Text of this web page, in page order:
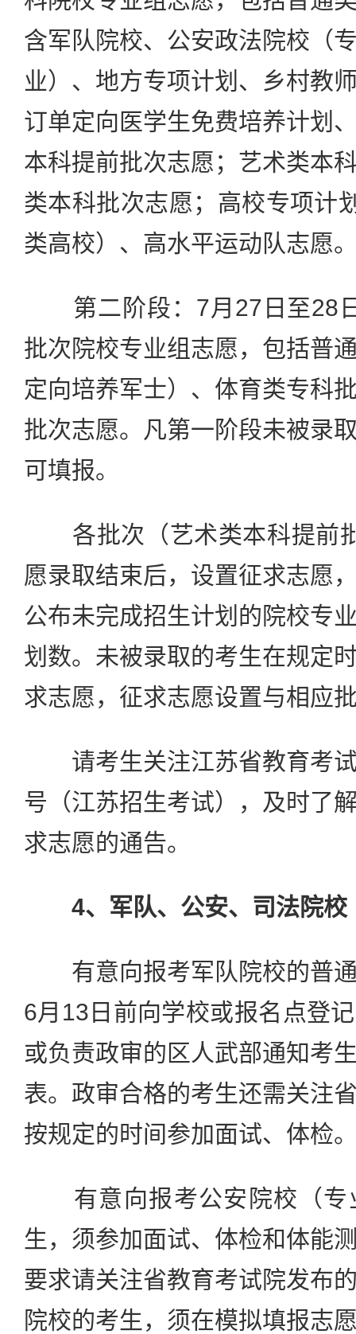
含军队院校、公安政法院校（
业）、地方专项计划、乡村教
订单定向医学生免费培养计划
本科提前批次志愿；艺术类本
类本科批次志愿；高校专项计
类高校）、高水平运动队志愿
第二阶段：7月27日至28
批次院校专业组志愿，包括普
定向培养军士）、体育类专科
批次志愿。凡第一阶段未被录
可填报。
各批次（艺术类本科提前
愿录取结束后，设置征求志愿
公布未完成招生计划的院校专
划数。未被录取的考生在规定
求志愿，征求志愿设置与相应
请考生关注江苏省教育考试
号（江苏招生考试），及时了
求志愿的通告。
4、军队、公安、司法院校
有意向报考军队院校的普通
6月13日前向学校或报名点登
或负责政审的区人武部通知考
表。政审合格的考生还需关注
按规定的时间参加面试、体检
有意向报考公安院校（专
生，须参加面试、体检和体能
要求请关注省教育考试院发布
院校的考生，须在模拟填报志